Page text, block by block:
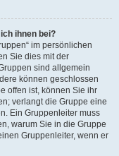
ihnen bei?
im persönlichen
Sie dies mit der
sind allgemein
können geschlossen
offen ist, können Sie ihr
verlangt die Gruppe eine
Ein Gruppenleiter muss
warum Sie in die Gruppe
Gruppenleiter, wenn er